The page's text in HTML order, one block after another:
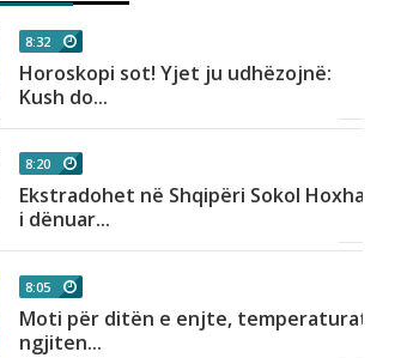
8:32
Horoskopi sot! Yjet ju udhëzojnë:
Kush do...
8:20
Ekstradohet në Shqipëri Sokol Hoxha,
i dënuar...
8:05
Moti për ditën e enjte, temperaturat
ngjiten...